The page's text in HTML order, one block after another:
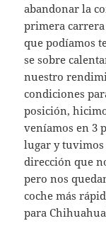
abandonar la
primera carrera
que podíamos
se sobre
nuestro
condiciones
posición,
veníamos en 3
lugar y
dirección que
pero nos
coche más
para